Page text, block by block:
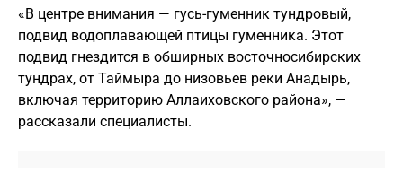
«В центре внимания — гусь-гуменник тундровый,
подвид водоплавающей птицы гуменника. Этот
подвид гнездится в обширных восточносибирских
тундрах, от Таймыра до низовьев реки Анадырь,
включая территорию Аллаиховского района», —
рассказали специалисты.